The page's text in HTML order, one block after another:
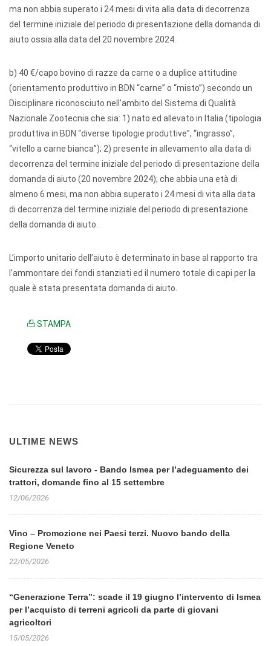
ma non abbia superato i 24 mesi di vita alla data di decorrenza
del termine iniziale del periodo di presentazione della domanda di
aiuto ossia alla data del 20 novembre 2024.
b) 40 €/capo bovino di razze da carne o a duplice attitudine
(orientamento produttivo in BDN “carne” o “misto”) secondo un
Disciplinare riconosciuto nell'ambito del Sistema di Qualità
Nazionale Zootecnia che sia: 1) nato ed allevato in Italia (tipologia
produttiva in BDN “diverse tipologie produttive”, “ingrasso”,
“vitello a carne bianca”); 2) presente in allevamento alla data di
decorrenza del termine iniziale del periodo di presentazione della
domanda di aiuto (20 novembre 2024); che abbia una età di
almeno 6 mesi, ma non abbia superato i 24 mesi di vita alla data
di decorrenza del termine iniziale del periodo di presentazione
della domanda di aiuto.
L’importo unitario dell’aiuto è determinato in base al rapporto tra
l’ammontare dei fondi stanziati ed il numero totale di capi per la
quale è stata presentata domanda di aiuto.
STAMPA
ULTIME NEWS
Sicurezza sul lavoro - Bando Ismea per l’adeguamento dei
trattori, domande fino al 15 settembre
12/06/2026
Vino – Promozione nei Paesi terzi. Nuovo bando della
Regione Veneto
22/05/2026
“Generazione Terra”: scade il 19 giugno l’intervento di Ismea
per l’acquisto di terreni agricoli da parte di giovani
agricoltori
15/05/2026